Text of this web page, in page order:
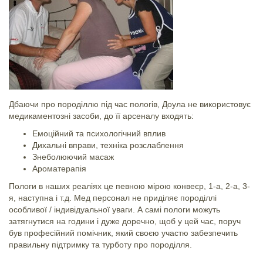
Дбаючи про породіллю під час пологів, Доула не використовує
медикаментозні засоби, до її арсеналу входять:
Емоційний та психологічний вплив
Дихальні вправи, техніка розслаблення
Знеболюючий масаж
Ароматерапія
Пологи в наших реаліях це певною мірою конвеєр, 1-а, 2-а, 3-
я, наступна і т.д. Мед персонал не приділяє породіллі
особливої / індивідуальної уваги. А самі пологи можуть
затягнутися на години і дуже доречно, щоб у цей час, поруч
був професійний помічник, який своєю участю забезпечить
правильну підтримку та турботу про породілля.